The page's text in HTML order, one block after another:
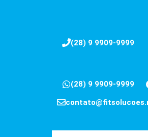
(28) 9 9909-9999
(28) 9 9909-9999